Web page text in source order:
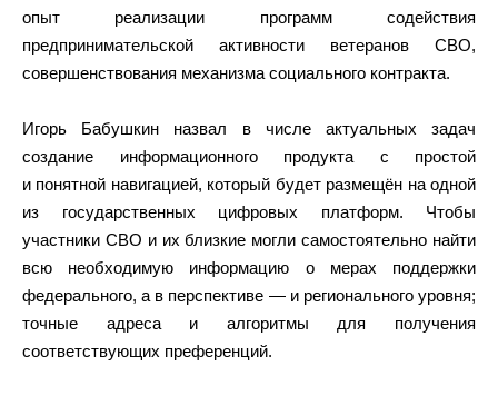
опыт реализации программ содействия
предпринимательской активности ветеранов СВО,
совершенствования механизма социального контракта.
Игорь Бабушкин назвал в числе актуальных задач
создание информационного продукта с простой
и понятной навигацией, который будет размещён на одной
из государственных цифровых платформ. Чтобы
участники СВО и их близкие могли самостоятельно найти
всю необходимую информацию о мерах поддержки
федерального, а в перспективе — и регионального уровня;
точные адреса и алгоритмы для получения
соответствующих преференций.